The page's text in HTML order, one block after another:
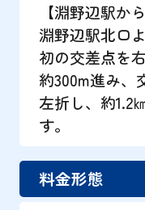
【淵野辺駅か
淵野辺駅北口
初の交差点を
約300m進み、
左折し、約1.2
す。
料金形態